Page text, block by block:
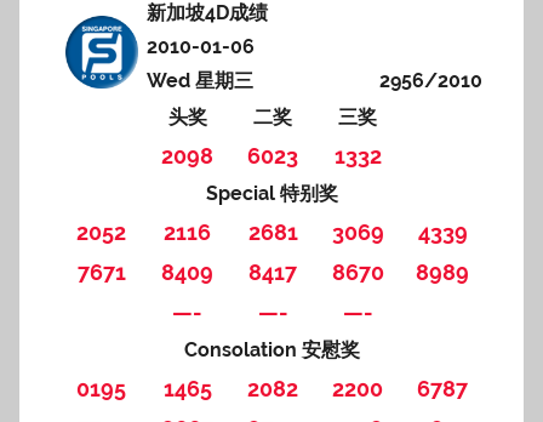
新加坡4D成绩
2010-01-06
Wed 星期三
2956/2010
头奖
二奖 三奖
2098 6023 1332
Special 特别奖
2052 2116 2681 3069
4339
7671
8409 8417 8670
8989
—-
—- —-
Consolation 安慰奖
0195 1465 2082 2200
6787